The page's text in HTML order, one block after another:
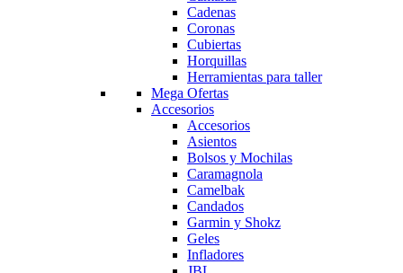
Cadenas
Coronas
Cubiertas
Horquillas
Herramientas para taller
Mega Ofertas
Accesorios
Accesorios
Asientos
Bolsos y Mochilas
Caramagnola
Camelbak
Candados
Garmin y Shokz
Geles
Infladores